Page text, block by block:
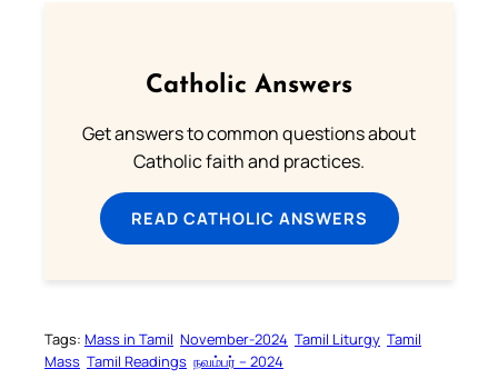
Catholic Answers
Get answers to common questions about
Catholic faith and practices.
READ CATHOLIC ANSWERS
Tags: Mass in Tamil November-2024 Tamil Liturgy Tamil
Mass Tamil Readings நவம்பர் – 2024